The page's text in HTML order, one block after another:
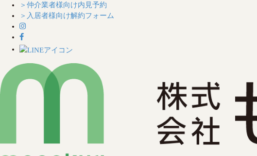
＞仲介業者様向け内見予約
＞入居者様向け解約フォーム